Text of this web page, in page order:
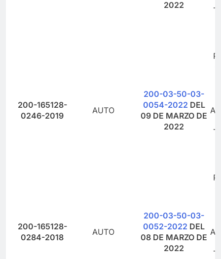
2022
200-165128-
0246-2019
AUTO
200-03-50-03-
0054-2022 DEL
09 DE MARZO DE
2022
200-165128-
0284-2018
AUTO
200-03-50-03-
0052-2022 DEL
08 DE MARZO DE
2022